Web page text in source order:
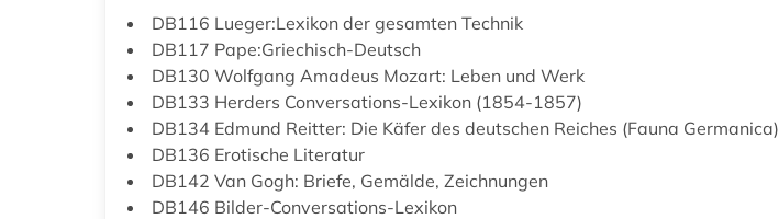
DB116 Lueger:Lexikon der gesamten Technik
DB117 Pape:Griechisch-Deutsch
DB130 Wolfgang Amadeus Mozart: Leben und Werk
DB133 Herders Conversations-Lexikon (1854-1857)
DB134 Edmund Reitter: Die Käfer des deutschen Reiches (Fauna Germanica)
DB136 Erotische Literatur
DB142 Van Gogh: Briefe, Gemälde, Zeichnungen
DB146 Bilder-Conversations-Lexikon